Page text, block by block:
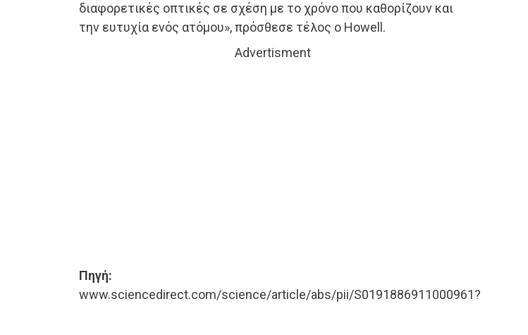
διαφορετικές οπτικές σε σχέση με το χρόνο που καθορίζουν και
την ευτυχία ενός ατόμου», πρόσθεσε τέλος ο Howell.
Advertisment
Πηγή:
www.sciencedirect.com/science/article/abs/pii/S0191886911000961?